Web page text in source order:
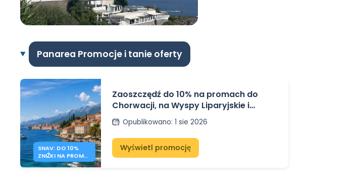
Panarea Promocje i tanie oferty
SNAV: DO 10%
ZNIŻKI NA PROMY
DO CHORWACJI I
Zaoszczędź do 10% na promach do
Chorwacji, na Wyspy Liparyjskie i
Wyspy Poncjańskie z SNAV
Opublikowano: 1 sie 2026
Wyświetl promocję